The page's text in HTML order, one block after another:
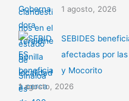
1 agosto, 2026
SEBIDES
afectadas por
y Mocorito
1 agosto, 2026